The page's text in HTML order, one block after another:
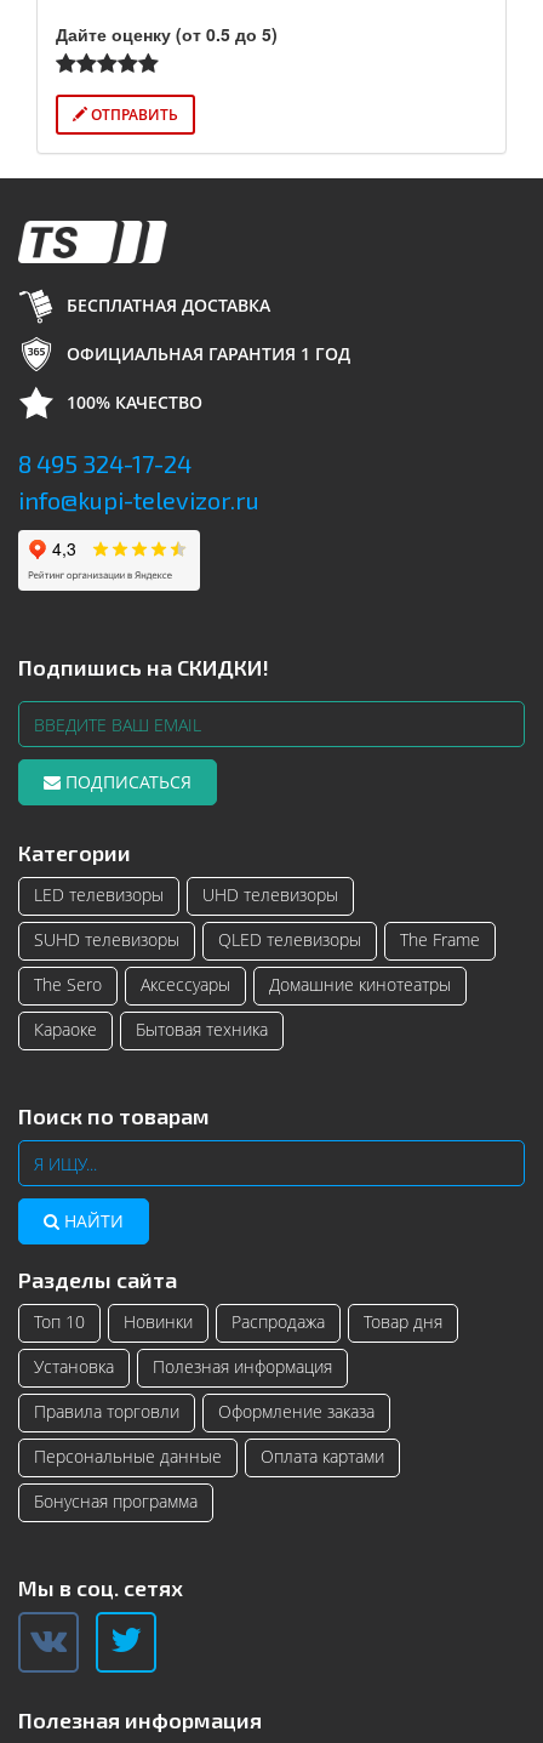
Дайте оценку (от 0.5 до 5)
ОТПРАВИТЬ
БЕСПЛАТНАЯ ДОСТАВКА
ОФИЦИАЛЬНАЯ ГАРАНТИЯ 1 ГОД
100% КАЧЕСТВО
8 495 324-17-24
info@kupi-televizor.ru
Подпишись на СКИДКИ!
ПОДПИСАТЬСЯ
Категории
LED телевизоры
UHD телевизоры
SUHD телевизоры
QLED телевизоры
The Frame
The Sero
Аксессуары
Домашние кинотеатры
Караоке
Бытовая техника
Поиск по товарам
НАЙТИ
Разделы сайта
Топ 10 Новинки Распродажа
Товар дня
Установка
Полезная информация
Правила торговли
Оформление заказа
Персональные данные
Оплата картами
Бонусная программа
Мы в соц. сетях
Полезная информация